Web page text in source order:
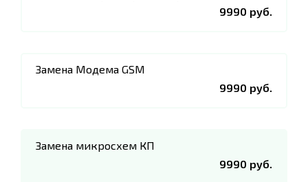
9990 руб.
Замена Модема GSM
9990 руб.
Замена микросхем КП
9990 руб.